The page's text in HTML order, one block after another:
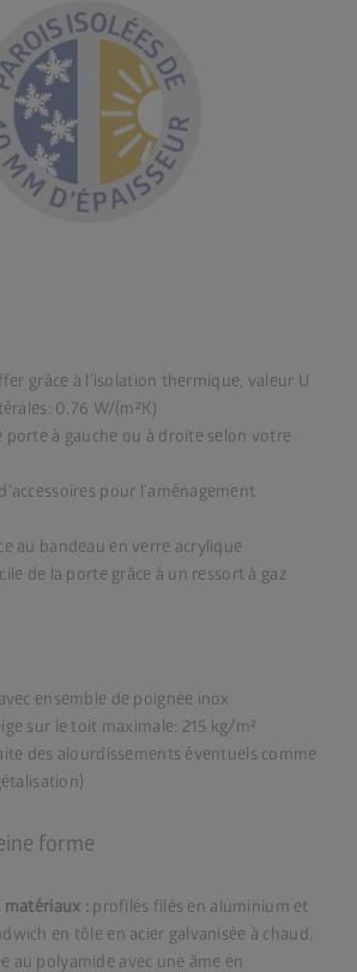
grâce à l’isolation thermique, valeur U
0,76 W/(m²K)
porte à gauche ou à droite selon votre
pour l’aménagement
au bandeau en verre acrylique
de la porte grâce à un ressort à gaz
ensemble de poignée inox
sur le toit maximale: 215 kg/m²
des alourdissements éventuels comme
forme
matériaux : profilés filés en aluminium et
en tôle en acier galvanisée à chaud,
au polyamide avec une âme en